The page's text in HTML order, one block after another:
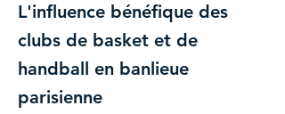
L'influence bénéfique des
clubs de basket et de
handball en banlieue
parisienne